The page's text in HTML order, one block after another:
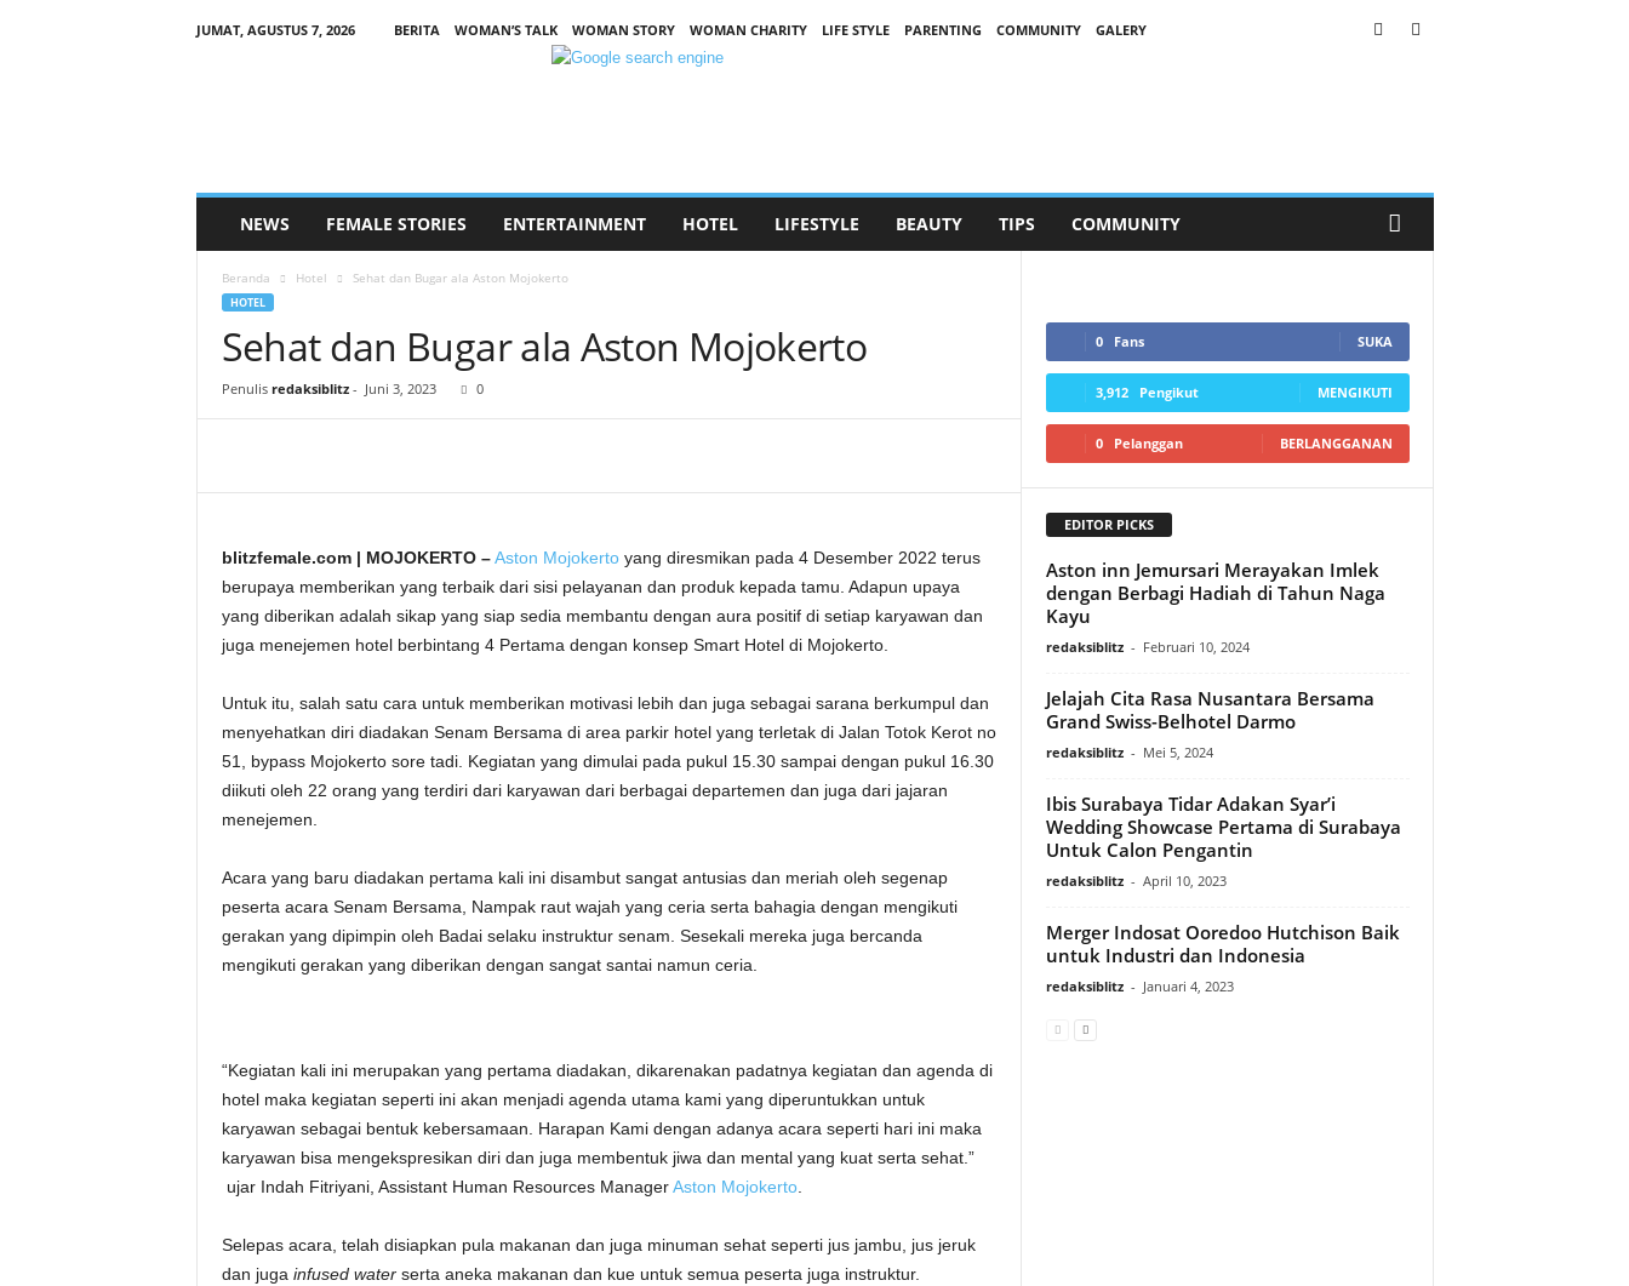
JUMAT, AGUSTUS 7, 2026 BERITA WOMAN’S TALK WOMAN STORY WOMAN CHARITY LIFE STYLE PARENTING COMMUNITY
GALERY
NEWS FEMALE STORIES ENTERTAINMENT HOTEL LIFESTYLE BEAUTY TIPS COMMUNITY
Beranda Hotel Sehat dan Bugar ala Aston Mojokerto
HOTEL
Sehat dan Bugar ala Aston Mojokerto
Penulis redaksiblitz- Juni 3, 2023 0
blitzfemale.com | MOJOKERTO – Aston Mojokertoyang diresmikan pada 4 Desember 2022 terus
berupaya memberikan yang terbaik dari sisi pelayanan dan produk kepada tamu. Adapun upaya
yang diberikan adalah sikap yang siap sedia membantu dengan aura positif di setiap karyawan dan
juga menejemen hotel berbintang 4 Pertama dengan konsep Smart Hotel di Mojokerto.
Untuk itu, salah satu cara untuk memberikan motivasi lebih dan juga sebagai sarana berkumpul dan
menyehatkan diri diadakan Senam Bersama di area parkir hotel yang terletak di Jalan Totok Kerot no
51, bypass Mojokerto sore tadi. Kegiatan yang dimulai pada pukul 15.30 sampai dengan pukul 16.30
diikuti oleh 22 orang yang terdiri dari karyawan dari berbagai departemen dan juga dari jajaran
menejemen.
Acara yang baru diadakan pertama kali ini disambut sangat antusias dan meriah oleh segenap
peserta acara Senam Bersama, Nampak raut wajah yang ceria serta bahagia dengan mengikuti
gerakan yang dipimpin oleh Badai selaku instruktur senam. Sesekali mereka juga bercanda
mengikuti gerakan yang diberikan dengan sangat santai namun ceria.
“Kegiatan kali ini merupakan yang pertama diadakan, dikarenakan padatnya kegiatan dan agenda di
hotel maka kegiatan seperti ini akan menjadi agenda utama kami yang diperuntukkan untuk
karyawan sebagai bentuk kebersamaan. Harapan Kami dengan adanya acara seperti hari ini maka
karyawan bisa mengekspresikan diri dan juga membentuk jiwa dan mental yang kuat serta sehat.”
ujar Indah Fitriyani, Assistant Human Resources ManagerAston Mojokerto.
Selepas acara, telah disiapkan pula makanan dan juga minuman sehat seperti jus jambu, jus jeruk
dan juga infused waterserta aneka makanan dan kue untuk semua peserta juga instruktur.
0 Fans SUKA
3,912 Pengikut MENGIKUTI
0 Pelanggan BERLANGGANAN
EDITOR PICKS
Aston inn Jemursari Merayakan Imlek
dengan Berbagi Hadiah di Tahun Naga
Kayu
redaksiblitz - Februari 10, 2024
Jelajah Cita Rasa Nusantara Bersama
Grand Swiss-Belhotel Darmo
redaksiblitz - Mei 5, 2024
Ibis Surabaya Tidar Adakan Syar’i
Wedding Showcase Pertama di Surabaya
Untuk Calon Pengantin
redaksiblitz - April 10, 2023
Merger Indosat Ooredoo Hutchison Baik
untuk Industri dan Indonesia
redaksiblitz - Januari 4, 2023